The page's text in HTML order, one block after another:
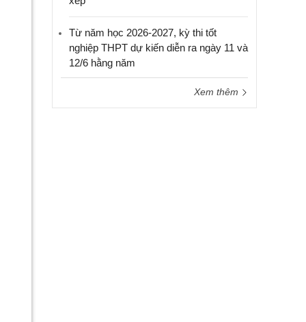
Từ năm học 2026-2027, kỳ thi tốt
nghiệp THPT dự kiến diễn ra ngày 11 và
12/6 hằng năm
Xem thêm